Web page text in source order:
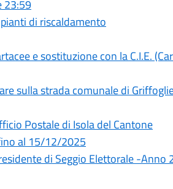
23:59
di riscaldamento
e sostituzione con la C.I.E.
sulla strada comunale di
Postale di Isola del Cantone
al 15/12/2025
di Seggio Elettorale -Anno